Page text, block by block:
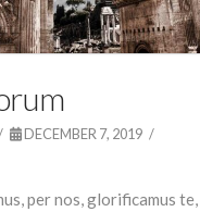
DECEMBER 7, 2019
per nos, glorificamus